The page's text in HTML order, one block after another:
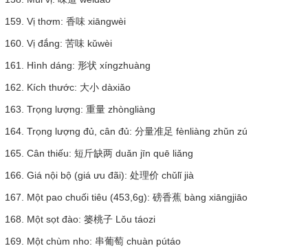
159. Vị thơm: 香味 xiāngwèi
160. Vị đắng: 苦味 kǔwèi
161. Hình dáng: 形状 xíngzhuàng
162. Kích thước: 大小 dàxiǎo
163. Trọng lượng: 重量 zhòngliàng
164. Trọng lượng đủ, cân đủ: 分量准足 fènliàng zhǔn zú
165. Cân thiếu: 短斤缺两 duǎn jīn quē liǎng
166. Giá nội bộ (giá ưu đãi): 处理价 chǔlǐ jià
167. Một pao chuối tiêu (453,6g): 磅香蕉 bàng xiāngjiāo
168. Một sọt đào: 篓桃子 Lǒu táozi
169. Một chùm nho: 串葡萄 chuàn pútáo